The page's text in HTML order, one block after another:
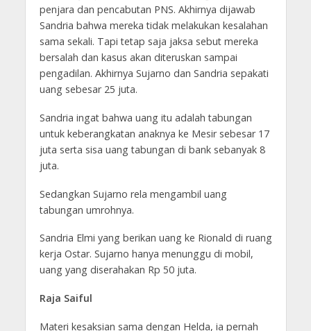
penjara dan pencabutan PNS. Akhirnya dijawab
Sandria bahwa mereka tidak melakukan kesalahan
sama sekali. Tapi tetap saja jaksa sebut mereka
bersalah dan kasus akan diteruskan sampai
pengadilan. Akhirnya Sujarno dan Sandria sepakati
uang sebesar 25 juta.
Sandria ingat bahwa uang itu adalah tabungan
untuk keberangkatan anaknya ke Mesir sebesar 17
juta serta sisa uang tabungan di bank sebanyak 8
juta.
Sedangkan Sujarno rela mengambil uang
tabungan umrohnya.
Sandria Elmi yang berikan uang ke Rionald di ruang
kerja Ostar. Sujarno hanya menunggu di mobil,
uang yang diserahakan Rp 50 juta.
Raja Saiful
Materi kesaksian sama dengan Helda, ia pernah